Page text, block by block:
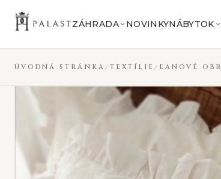
Preskočiť na obsah
ZÁHRADA NOVINKYNÁBYTOK
ÚVODNÁ STRÁNKA TEXTÍLIE ĽANOVÉ